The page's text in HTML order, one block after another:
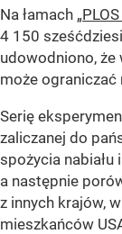
Na łamach „
4 150
udowodniono, że
może ograniczać
Serię
zaliczanej do
spożycia
a następnie
z innych krajów,
mieszkańców